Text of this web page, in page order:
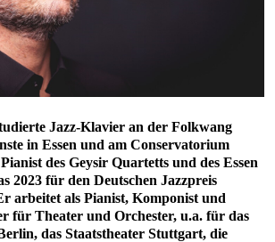
Jazz-Klavier an der Folkwang
in Essen und am Conservatorium
des Geysir Quartetts und des Essen
2023 für den Deutschen Jazzpreis
arbeitet als Pianist, Komponist und
für Theater und Orchester, u.a. für das
das Staatstheater Stuttgart, die